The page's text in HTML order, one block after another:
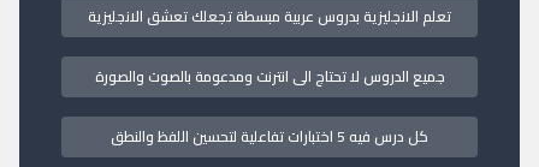
تعلم الانجليزية بدروس عربية مبسطة تجعلك تعشق الانجليزية
جميع الدروس لا تحتاج الى انترنت ومدعومة بالصوت والصورة
كل درس فيه 5 اختبارات تفاعلية لتحسين اللفظ والنطق